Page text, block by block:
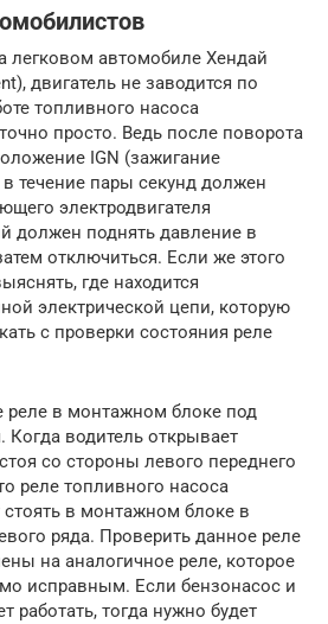
легковом автомобиле Хендай
двигатель не заводится по
топливного насоса
просто. Ведь после поворота
IGN (зажигание
течение пары секунд должен
электродвигателя
должен поднять давление в
отключиться. Если же этого
где находится
электрической цепи, которую
с проверки состояния реле
реле в монтажном блоке под
водитель открывает
со стороны левого переднего
реле топливного насоса
стоять в монтажном блоке в
ряда. Проверить данное реле
на аналогичное реле, которое
исправным. Если бензонасос и
работать, тогда нужно будет